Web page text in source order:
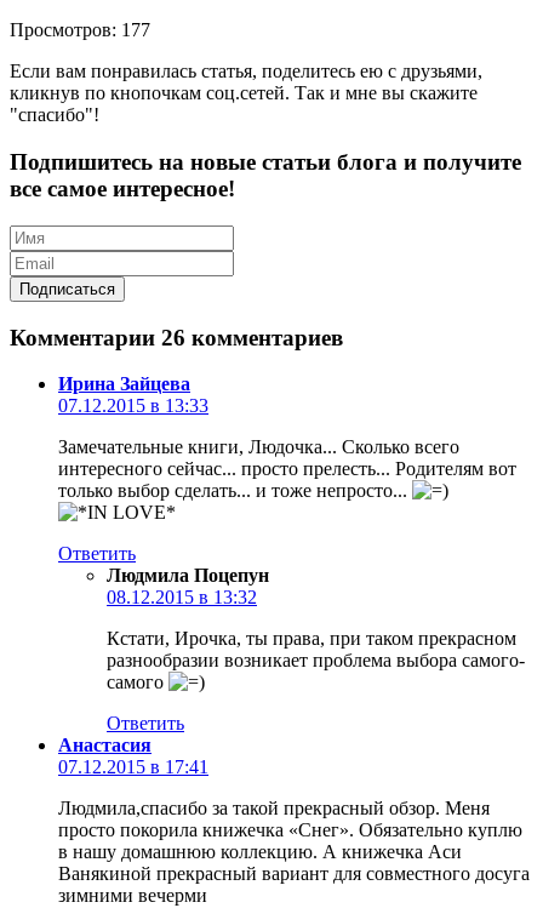
Просмотров: 177
Если вам понравилась статья, поделитесь ею с друзьями,
кликнув по кнопочкам соц.сетей. Так и мне вы скажите
"спасибо"!
Подпишитесь на новые статьи блога и получите
все самое интересное!
Комментарии 26 комментариев
Ирина Зайцева
07.12.2015 в 13:33
Замечательные книги, Людочка... Сколько всего
интересного сейчас... просто прелесть... Родителям вот
только выбор сделать... и тоже непросто...
Ответить
Людмила Поцепун
08.12.2015 в 13:32
Кстати, Ирочка, ты права, при таком прекрасном
разнообразии возникает проблема выбора самого-
самого
Ответить
Анастасия
07.12.2015 в 17:41
Людмила,спасибо за такой прекрасный обзор. Меня
просто покорила книжечка «Снег». Обязательно куплю
в нашу домашнюю коллекцию. А книжечка Аси
Ванякиной прекрасный вариант для совместного досуга
зимними вечерми